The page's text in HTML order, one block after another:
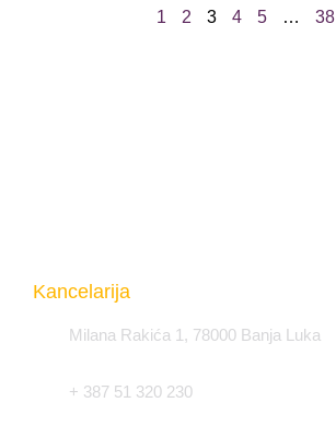
1 2 3 4 5 … 38
Kancelarija
Milana Rakića 1, 78000 Banja Luka
+ 387 51 320 230